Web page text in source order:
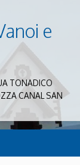
e
TONADICO
CANAL SAN